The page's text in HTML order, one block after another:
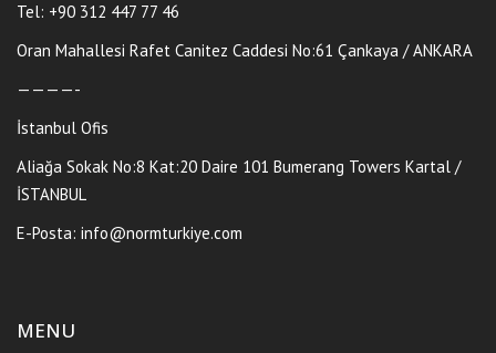
Tel: +90 312 447 77 46
Oran Mahallesi Rafet Canitez Caddesi No:61 Çankaya / ANKARA
————-
İstanbul Ofis
Aliağa Sokak No:8 Kat:20 Daire 101 Bumerang Towers Kartal /
İSTANBUL
E-Posta: info@normturkiye.com
MENU